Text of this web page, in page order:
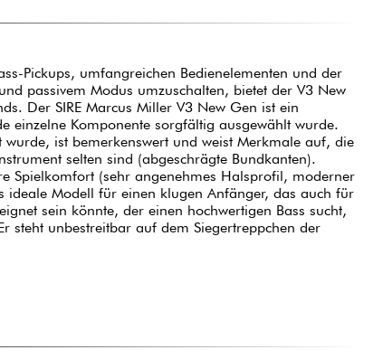
Pickups, umfangreichen Bedienelementen und der
passivem Modus umzuschalten, bietet der V3 New
Der SIRE Marcus Miller V3 New Gen ist ein
einzelne Komponente sorgfältig ausgewählt wurde.
ist bemerkenswert und weist Merkmale auf, die
selten sind (abgeschrägte Bundkanten).
Spielkomfort (sehr angenehmes Halsprofil, moderner
ideale Modell für einen klugen Anfänger, das auch für
sein könnte, der einen hochwertigen Bass sucht,
steht unbestreitbar auf dem Siegertreppchen der